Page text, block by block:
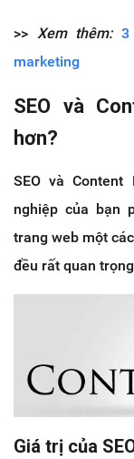
>> Xem thêm: 3
marketing
SEO và
hơn?
SEO và
nghiệp của bạn
trang web một
đều rất quan
Giá trị của